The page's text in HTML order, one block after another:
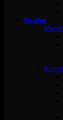
Naglar